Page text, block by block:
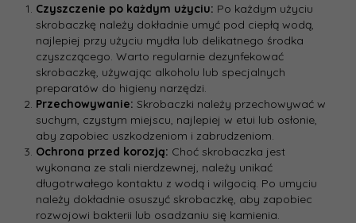
Czyszczenie po każdym użyciu: Po każdym użyciu
skrobaczkę należy dokładnie umyć pod ciepłą wodą,
najlepiej przy użyciu mydła lub delikatnego środka
czyszczącego. Warto regularnie dezynfekować
skrobaczkę, używając alkoholu lub specjalnych
preparatów do higieny narzędzi.
Przechowywanie: Skrobaczki należy przechowywać w
suchym, czystym miejscu, najlepiej w etui lub osłonie,
aby zapobiec uszkodzeniom i zabrudzeniom.
Ochrona przed korozją: Choć skrobaczka jest
wykonana ze stali nierdzewnej, należy unikać
długotrwałego kontaktu z wodą i wilgocią. Po umyciu
należy dokładnie osuszyć skrobaczkę, aby zapobiec
rozwojowi bakterii lub osadzaniu się kamienia.